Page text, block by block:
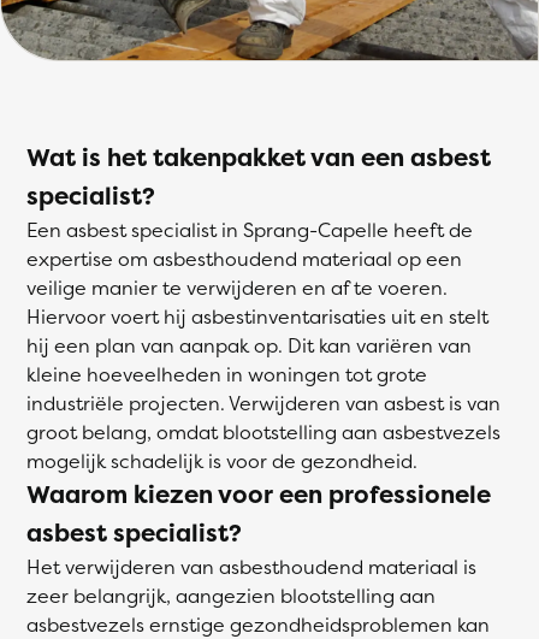
Wat is het takenpakket van een asbest
specialist?
Een asbest specialist in Sprang-Capelle heeft de
expertise om asbesthoudend materiaal op een
veilige manier te verwijderen en af te voeren.
Hiervoor voert hij asbestinventarisaties uit en stelt
hij een plan van aanpak op. Dit kan variëren van
kleine hoeveelheden in woningen tot grote
industriële projecten. Verwijderen van asbest is van
groot belang, omdat blootstelling aan asbestvezels
mogelijk schadelijk is voor de gezondheid.
Waarom kiezen voor een professionele
asbest specialist?
Het verwijderen van asbesthoudend materiaal is
zeer belangrijk, aangezien blootstelling aan
asbestvezels ernstige gezondheidsproblemen kan